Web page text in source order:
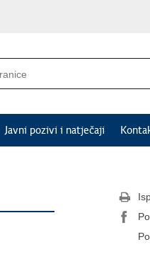
Javni pozivi i natječaji